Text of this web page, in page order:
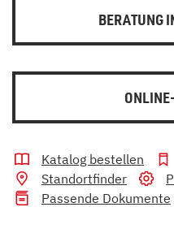
BERATUNG
Katalog bestellen
Standortfinder
Passende Dokumente